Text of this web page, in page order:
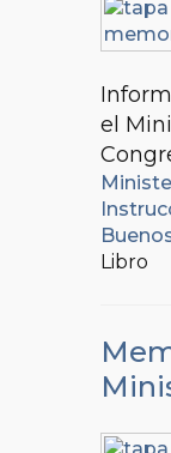
el
Libro